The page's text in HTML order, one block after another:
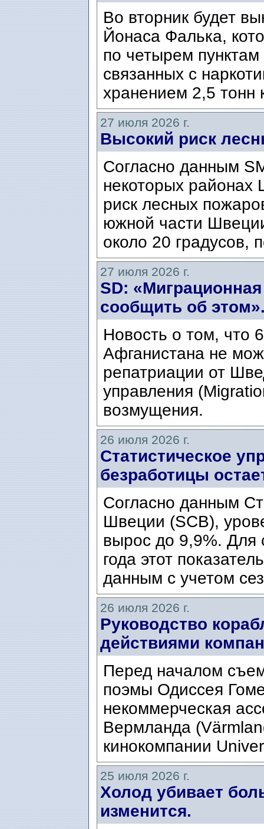
Во вторник будет
Йонаса Фалька,
по четырем
связанных с
хранением 2,5 тонн
27 июля 2026 г.
Высокий риск
Согласно данным
некоторых районах
риск лесных
южной части
около 20 градусов,
27 июля 2026 г.
SD:
сообщить об
Новость о том, что
Афганистана не
репатриации от
управления
возмущения.
26 июля 2026 г.
Статистическое
безработицы
Согласно данным
Швеции (SCB),
вырос до 9,9%. Для
года этот
данным с учетом
26 июля 2026 г.
Руководство
действиями
Перед началом
поэмы Одиссея
некоммерческая
Вермланда
кинокомпании
25 июля 2026 г.
Холод убивает
изменится.